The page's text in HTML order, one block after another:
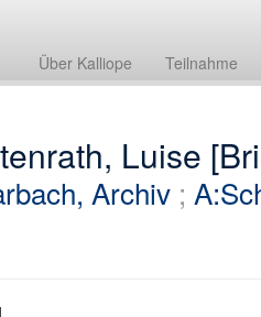
Über Kalliope Teilnahme
Luise
Archiv;